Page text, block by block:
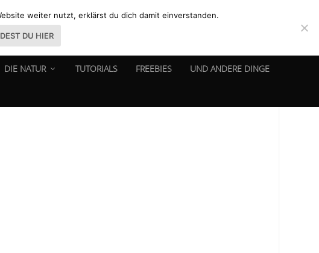
DIE NATUR TUTORIALS FREEBIES UND ANDERE DINGE
weiter nutzt, erklärst du dich damit einverstanden.
DU HIER